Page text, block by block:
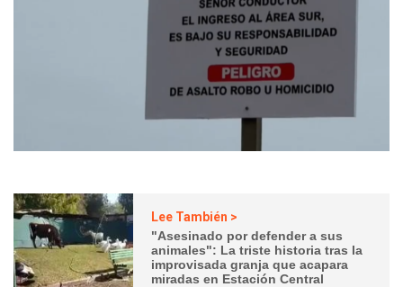
Lee También >
"Asesinado por defender a sus
animales": La triste historia tras la
improvisada granja que acapara
miradas en Estación Central